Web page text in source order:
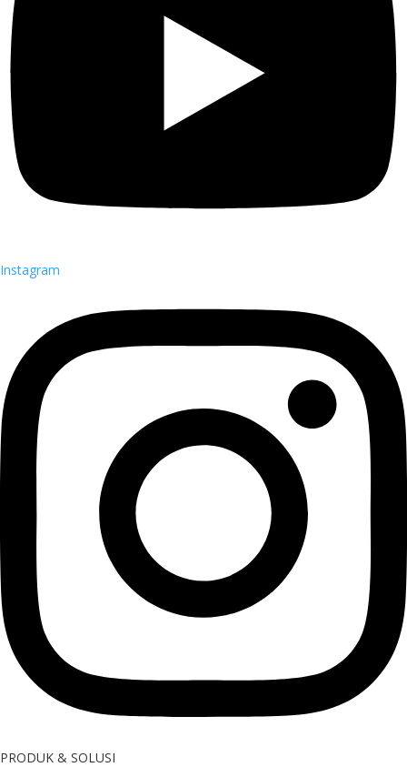
Instagram
PRODUK & SOLUSI